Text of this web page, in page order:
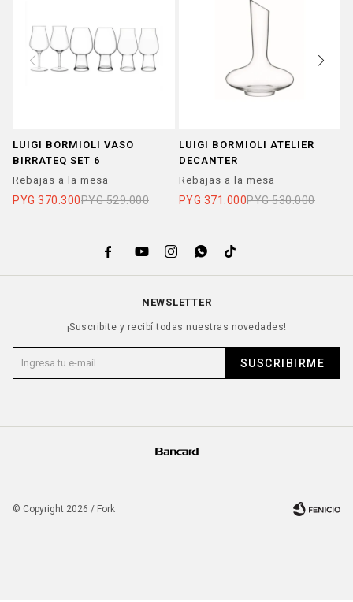
LUIGI BORMIOLI VASO
BIRRATEQ SET 6
Rebajas a la mesa
PYG 370.300PYG 529.000
LUIGI BORMIOLI ATELIER
DECANTER
Rebajas a la mesa
PYG 371.000PYG 530.000
    
NEWSLETTER
¡Suscribite y recibí todas nuestras novedades!
SUSCRIBIRME
© Copyright 2026 / Fork